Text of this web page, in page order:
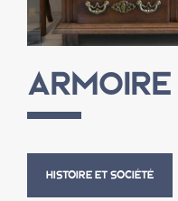
ARMOIRE
HISTOIRE ET SOCIÉTÉ